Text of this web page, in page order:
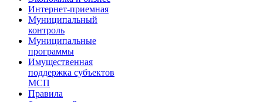
Интернет-приемная
Муниципальный
контроль
Муниципальные
программы
Имущественная
поддержка субъектов
МСП
Правила